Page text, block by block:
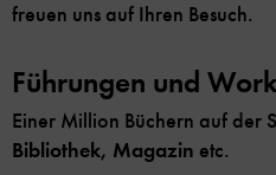
freuen uns auf Ihren Besuch.
Führungen und
Einer Million Büchern auf der
Bibliothek, Magazin etc.